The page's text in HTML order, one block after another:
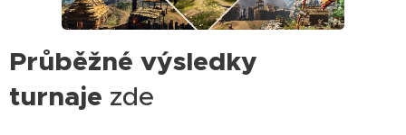
Průběžné výsledky
turnaje zde